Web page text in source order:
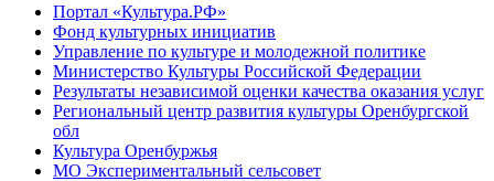
Портал «Культура.РФ»
Фонд культурных инициатив
Управление по культуре и молодежной политике
Министерство Культуры Российской Федерации
Результаты независимой оценки качества оказания услуг
Региональный центр развития культуры Оренбургской
обл
Культура Оренбуржья
МО Экспериментальный сельсовет